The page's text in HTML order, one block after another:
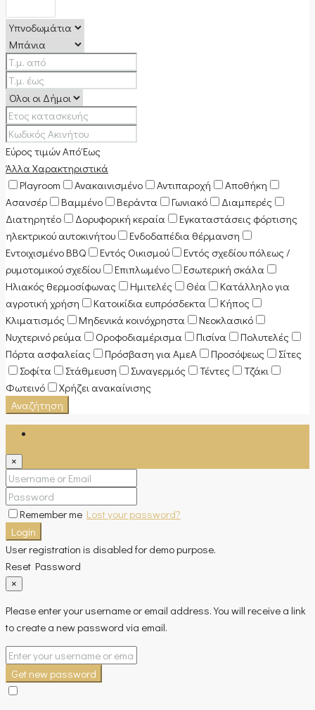
Εύρος τιμώνΑπόΈως
Άλλα Χαρακτηριστικά
Playroom
Ανακαινισμένο Αντιπαροχή
Αποθήκη
Ασανσέρ
Βαμμένο Βεράντα Γωνιακό
Διαμπερές
Διατηρητέο
Δορυφορική κεραία
Εγκαταστάσεις φόρτισης
ηλεκτρικού αυτοκινήτου
Ενδοδαπέδια θέρμανση
Εντοιχισμένο BBQ
Εντός Οικισμού
Εντός σχεδίου πόλεως /
ρυμοτομικού σχεδίου
Επιπλωμένο
Εσωτερική σκάλα
Ηλιακός θερμοσίφωνας
Ημιτελές Θέα
Κατάλληλο για
αγροτική χρήση
Κατοικίδια ευπρόσδεκτα
Κήπος
Κλιματισμός
Μηδενικά κοινόχρηστα
Νεοκλασικό
Νυχτερινό ρεύμα
Οροφοδιαμέρισμα Πισίνα
Πολυτελές
Πόρτα ασφαλείας
Πρόσβαση για ΑμεΑ Προσόψεως
Σίτες
Σοφίτα
Στάθμευση Συναγερμός Τέντες
Τζάκι
Φωτεινό
Χρήζει ανακαίνισης
Αναζήτηση
×
Remember me Lost your password?
Login
User registration is disabled for demo purpose.
Reset Password
×
Please enter your username or email address. You will receive a link
to create a new password via email.
Get new password